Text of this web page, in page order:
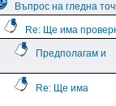
Въпрос на гледна
Re: Ще има
Предполагам и
Re: Ще има